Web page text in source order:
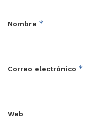
Nombre *
Correo electrónico *
Web